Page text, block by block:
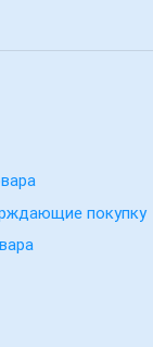
покупку